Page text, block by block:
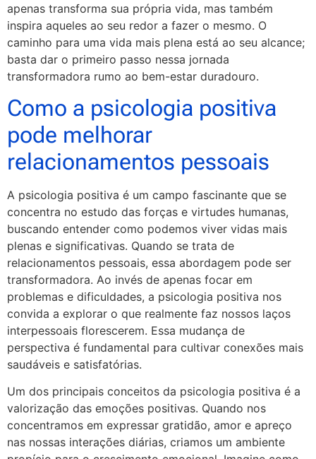
apenas transforma sua própria vida, mas também
inspira aqueles ao seu redor a fazer o mesmo. O
caminho para uma vida mais plena está ao seu alcance;
basta dar o primeiro passo nessa jornada
transformadora rumo ao bem-estar duradouro.
Como a psicologia positiva
pode melhorar
relacionamentos pessoais
A psicologia positiva é um campo fascinante que se
concentra no estudo das forças e virtudes humanas,
buscando entender como podemos viver vidas mais
plenas e significativas. Quando se trata de
relacionamentos pessoais, essa abordagem pode ser
transformadora. Ao invés de apenas focar em
problemas e dificuldades, a psicologia positiva nos
convida a explorar o que realmente faz nossos laços
interpessoais florescerem. Essa mudança de
perspectiva é fundamental para cultivar conexões mais
saudáveis e satisfatórias.
Um dos principais conceitos da psicologia positiva é a
valorização das emoções positivas. Quando nos
concentramos em expressar gratidão, amor e apreço
nas nossas interações diárias, criamos um ambiente